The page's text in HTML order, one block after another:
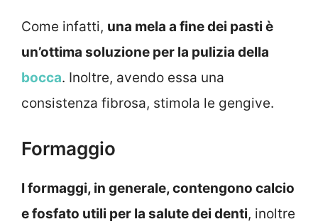
Come infatti, una mela a fine dei pasti è
un’ottima soluzione per la pulizia della
bocca. Inoltre, avendo essa una
consistenza fibrosa, stimola le gengive.
Formaggio
I formaggi, in generale, contengono calcio
e fosfato utili per la salute dei denti, inoltre